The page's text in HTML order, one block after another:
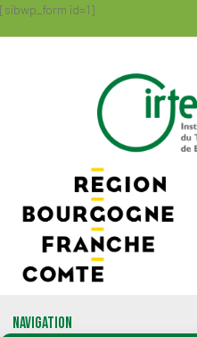
[sibwp_form id=1]
Navigation